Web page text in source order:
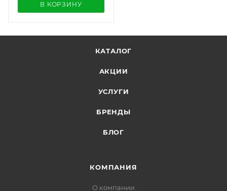
В КОРЗИНУ
КАТАЛОГ
АКЦИИ
УСЛУГИ
БРЕНДЫ
БЛОГ
КОМПАНИЯ
О компании